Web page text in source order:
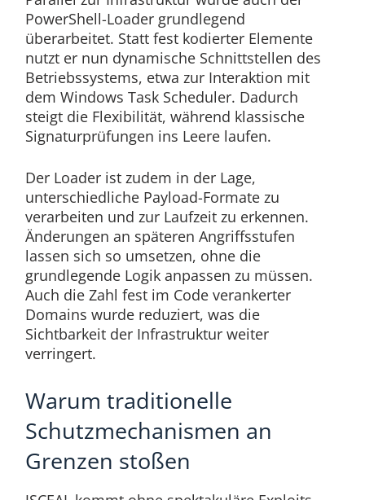
PowerShell-Loader grundlegend
überarbeitet. Statt fest kodierter Elemente
nutzt er nun dynamische Schnittstellen des
Betriebssystems, etwa zur Interaktion mit
dem Windows Task Scheduler. Dadurch
steigt die Flexibilität, während klassische
Signaturprüfungen ins Leere laufen.
Der Loader ist zudem in der Lage,
unterschiedliche Payload-Formate zu
verarbeiten und zur Laufzeit zu erkennen.
Änderungen an späteren Angriffsstufen
lassen sich so umsetzen, ohne die
grundlegende Logik anpassen zu müssen.
Auch die Zahl fest im Code verankerter
Domains wurde reduziert, was die
Sichtbarkeit der Infrastruktur weiter
verringert.
Warum traditionelle
Schutzmechanismen an
Grenzen stoßen